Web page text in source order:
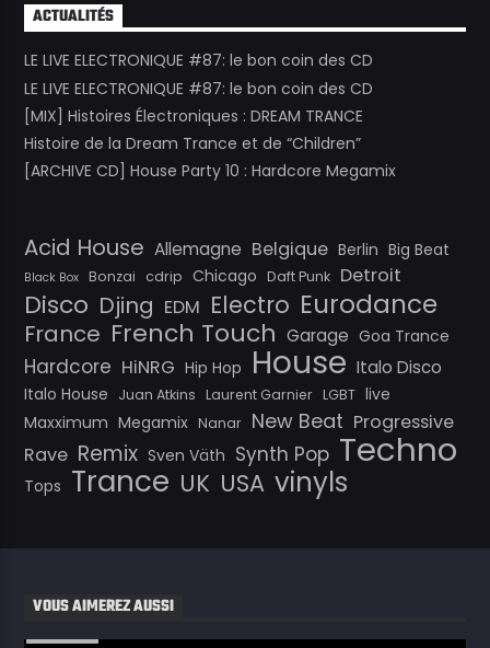
ACTUALITÉS
LE LIVE ELECTRONIQUE #87: le bon coin des CD
LE LIVE ELECTRONIQUE #87: le bon coin des CD
[MIX] Histoires Électroniques : DREAM TRANCE
Histoire de la Dream Trance et de “Children”
[ARCHIVE CD] House Party 10 : Hardcore Megamix
Acid House Allemagne Belgique Berlin Big Beat
Black Box Bonzai cdrip Chicago Daft Punk Detroit
Disco Djing EDM Electro Eurodance
France French Touch Garage Goa Trance
Hardcore HiNRG Hip Hop House Italo Disco
Italo House Juan Atkins Laurent Garnier LGBT live
Maxximum Megamix Nanar New Beat Progressive
Rave Remix Sven Väth Synth Pop Techno
Tops Trance UK USA vinyls
VOUS AIMEREZ AUSSI